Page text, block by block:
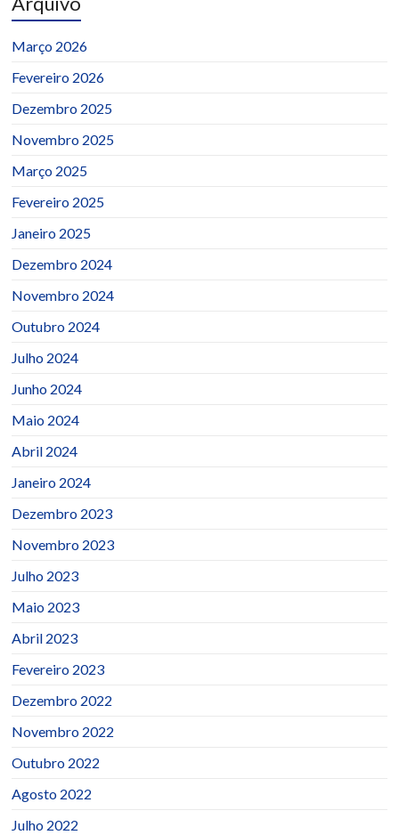
Março 2026
Fevereiro 2026
Dezembro 2025
Novembro 2025
Março 2025
Fevereiro 2025
Janeiro 2025
Dezembro 2024
Novembro 2024
Outubro 2024
Julho 2024
Junho 2024
Maio 2024
Abril 2024
Janeiro 2024
Dezembro 2023
Novembro 2023
Julho 2023
Maio 2023
Abril 2023
Fevereiro 2023
Dezembro 2022
Novembro 2022
Outubro 2022
Agosto 2022
Julho 2022